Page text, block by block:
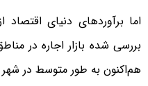
اما برآوردهای دنیای
بررسی شده بازار اجاره در
هم‌‌‌‌اکنون به طور متوسط در